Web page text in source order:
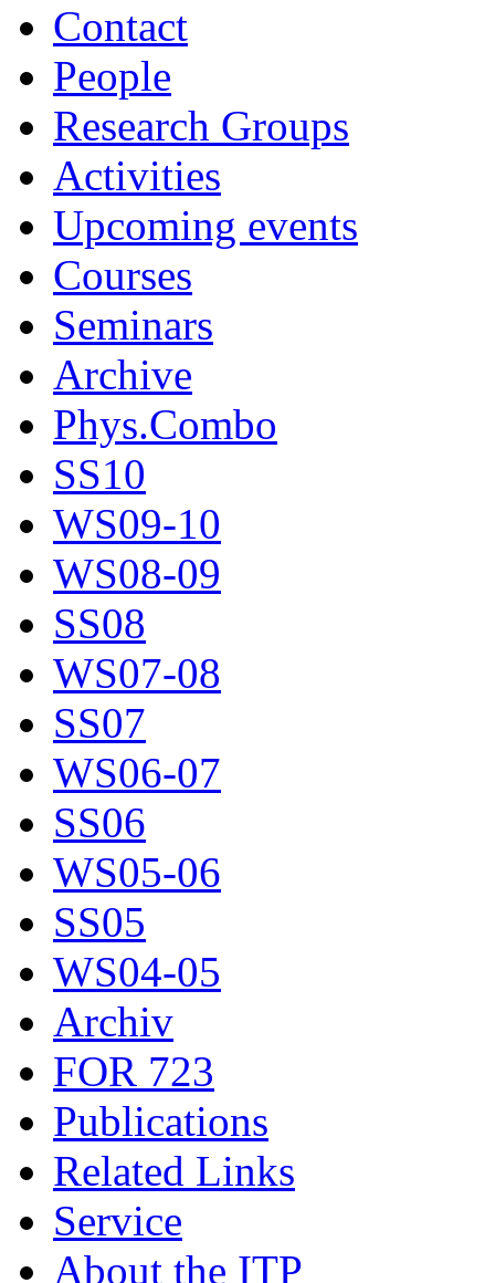
Contact
People
Research Groups
Activities
Upcoming events
Courses
Seminars
Archive
Phys.Combo
SS10
WS09-10
WS08-09
SS08
WS07-08
SS07
WS06-07
SS06
WS05-06
SS05
WS04-05
Archiv
FOR 723
Publications
Related Links
Service
About the ITP